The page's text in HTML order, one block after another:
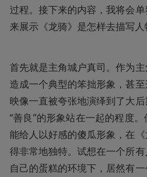
过程。接下来的内容，我将会
来展示《龙骑》是怎样去描写人
首先就是主角城户真司。作为
造成一个典型的笨拙形象，甚
映像一直被夸张地演绎到了大
“善良”的形象站在一起的程度
能给人以好感的傻瓜形象，在
得非常地独特。试想在一个所
自己的蛋糕的环境下，居然有一